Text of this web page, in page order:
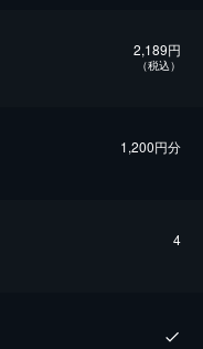
2,189円
（税込）
1,200円分
4